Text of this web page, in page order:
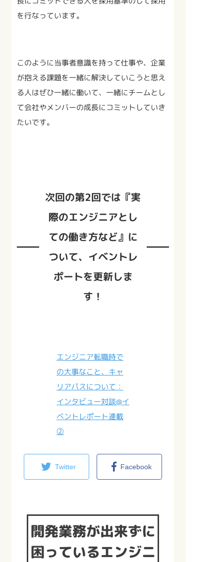
を行なっています。
このように当事者意識を持って仕事や、企業
が抱える課題を一緒に解決していこうと思え
る人はぜひ一緒に働いて、一緒にチームとし
て会社やメンバーの成長にコミットしていき
たいです。
次回の第2回では『実
際のエンジニアとし
ての働き方など』に
ついて、イベントレ
ポートを更新しま
す！
エンジニア転職時で
の大事なこと、キャ
リアパスについて：
インタビュー対談@イ
ベントレポート連載
②
Twitter Facebook
開発業務が出来ずに
困っているエンジニ